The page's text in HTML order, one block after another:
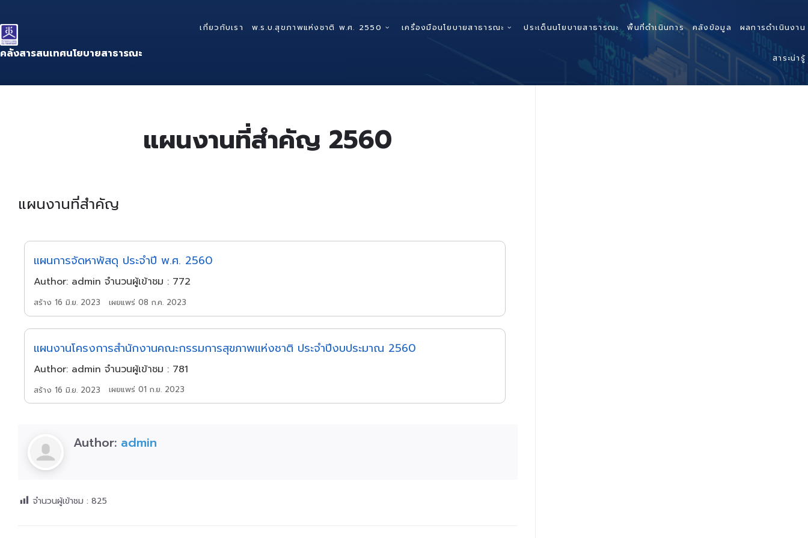
to
content
to
main
navigation
to
footer
คลังสารสนเทศนโยบายสาธารณะ
เกี่ยวกับเรา พ.ร.บ.สุขภาพแห่งชาติ พ.ศ. 2550 เครื่องมือนโยบายสาธารณะ ประเด็นนโยบายสาธารณะ พื้นที่ดำเนินการ คลังข้อมูล ผลการดำเนินงาน
สาระน่ารู้
แผนงานที่สำคัญ 2560
แผนงานที่สำคัญ
แผนการจัดหาพัสดุ ประจำปี พ.ศ. 2560
Author: admin จำนวนผู้เข้าชม : 772
สร้าง 16 มิ.ย. 2023 เผยแพร่ 08 ก.ค. 2023
แผนงานโครงการสำนักงานคณะกรรมการสุขภาพแห่งชาติ ประจำปีงบประมาณ 2560
Author: admin จำนวนผู้เข้าชม : 781
สร้าง 16 มิ.ย. 2023 เผยแพร่ 01 ก.ย. 2023
Author: admin
จำนวนผู้เข้าชม : 825